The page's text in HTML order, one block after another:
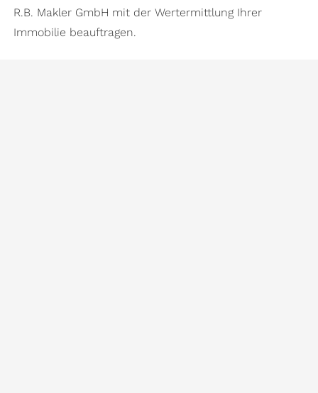
R.B. Makler GmbH mit der Wertermittlung Ihrer
Immobilie beauftragen.